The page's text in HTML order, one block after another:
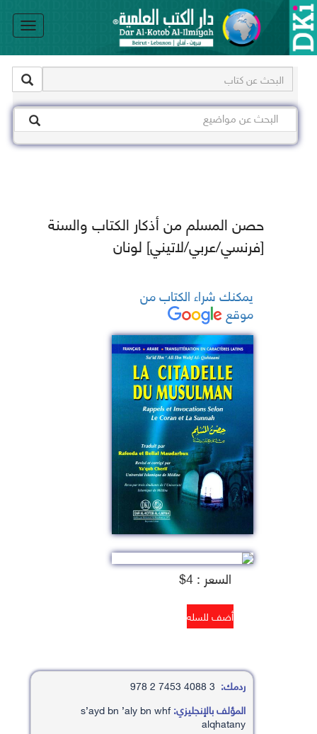
حصن المسلم من أذكار الكتاب والسنة
[فرنسي/عربي/لاتيني] لونان
يمكنك شراء الكتاب من
موقع
السعر : 4$
ردمك:
المؤلف بالإنجليزي:s’ayd bn ’aly bn whf
alqhatany